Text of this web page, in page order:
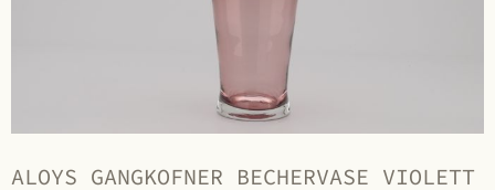
ALOYS GANGKOFNER BECHERVASE VIOLETT